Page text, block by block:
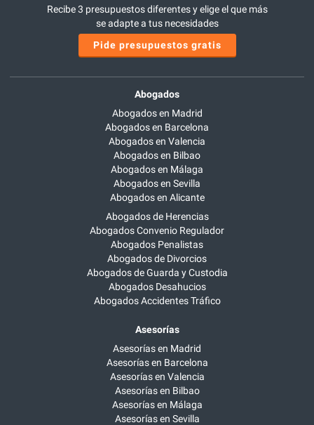
Recibe 3 presupuestos diferentes y elige el que más
se adapte a tus necesidades
Pide presupuestos gratis
Abogados
Abogados en Madrid
Abogados en Barcelona
Abogados en Valencia
Abogados en Bilbao
Abogados en Málaga
Abogados en Sevilla
Abogados en Alicante
Abogados de Herencias
Abogados Convenio Regulador
Abogados Penalistas
Abogados de Divorcios
Abogados de Guarda y Custodia
Abogados Desahucios
Abogados Accidentes Tráfico
Asesorías
Asesorías en Madrid
Asesorías en Barcelona
Asesorías en Valencia
Asesorías en Bilbao
Asesorías en Málaga
Asesorías en Sevilla